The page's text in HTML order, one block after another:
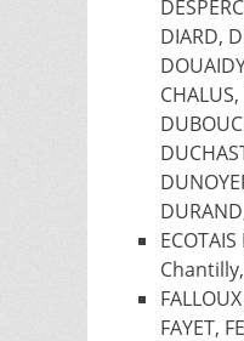
DIARD,
Chantilly,
FAYET,